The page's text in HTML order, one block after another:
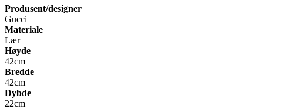
Produsent/designer
Gucci
Materiale
Lær
Høyde
42cm
Bredde
42cm
Dybde
22cm